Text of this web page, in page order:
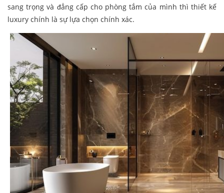
sang trọng và đẳng cấp cho phòng tắm của mình thì thiết kế
luxury chính là sự lựa chọn chính xác.